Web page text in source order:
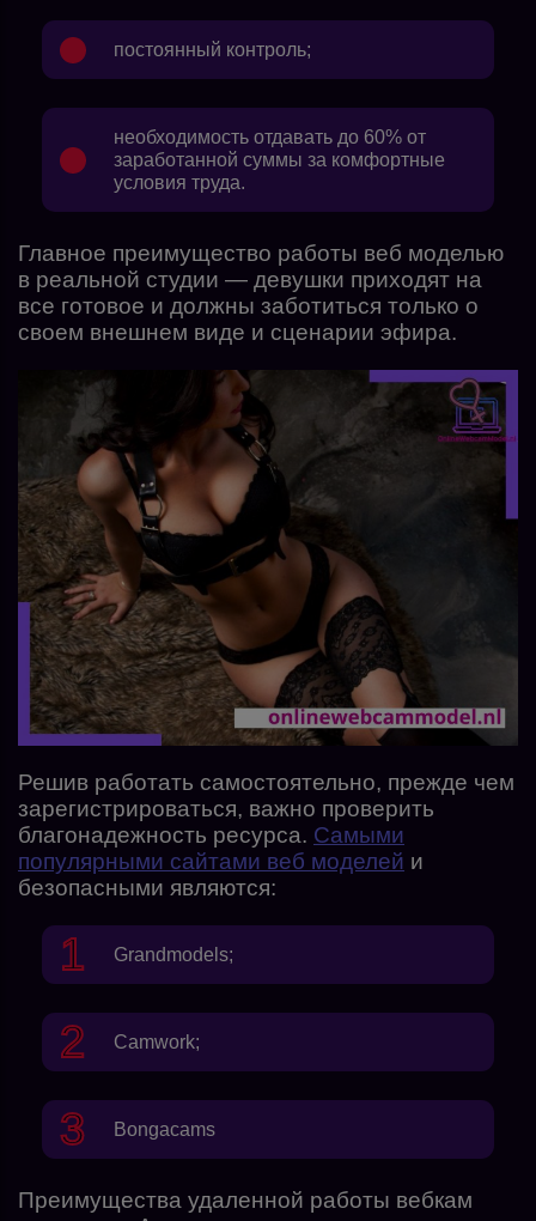
постоянный контроль;
необходимость отдавать до 60% от
заработанной суммы за комфортные
условия труда.
Главное преимущество работы веб моделью
в реальной студии — девушки приходят на
все готовое и должны заботиться только о
своем внешнем виде и сценарии эфира.
Решив работать самостоятельно, прежде чем
зарегистрироваться, важно проверить
благонадежность ресурса. Самыми
популярными сайтами веб моделей и
безопасными являются:
Grandmodels;
Camwork;
Bongacams
Преимущества удаленной работы вебкам